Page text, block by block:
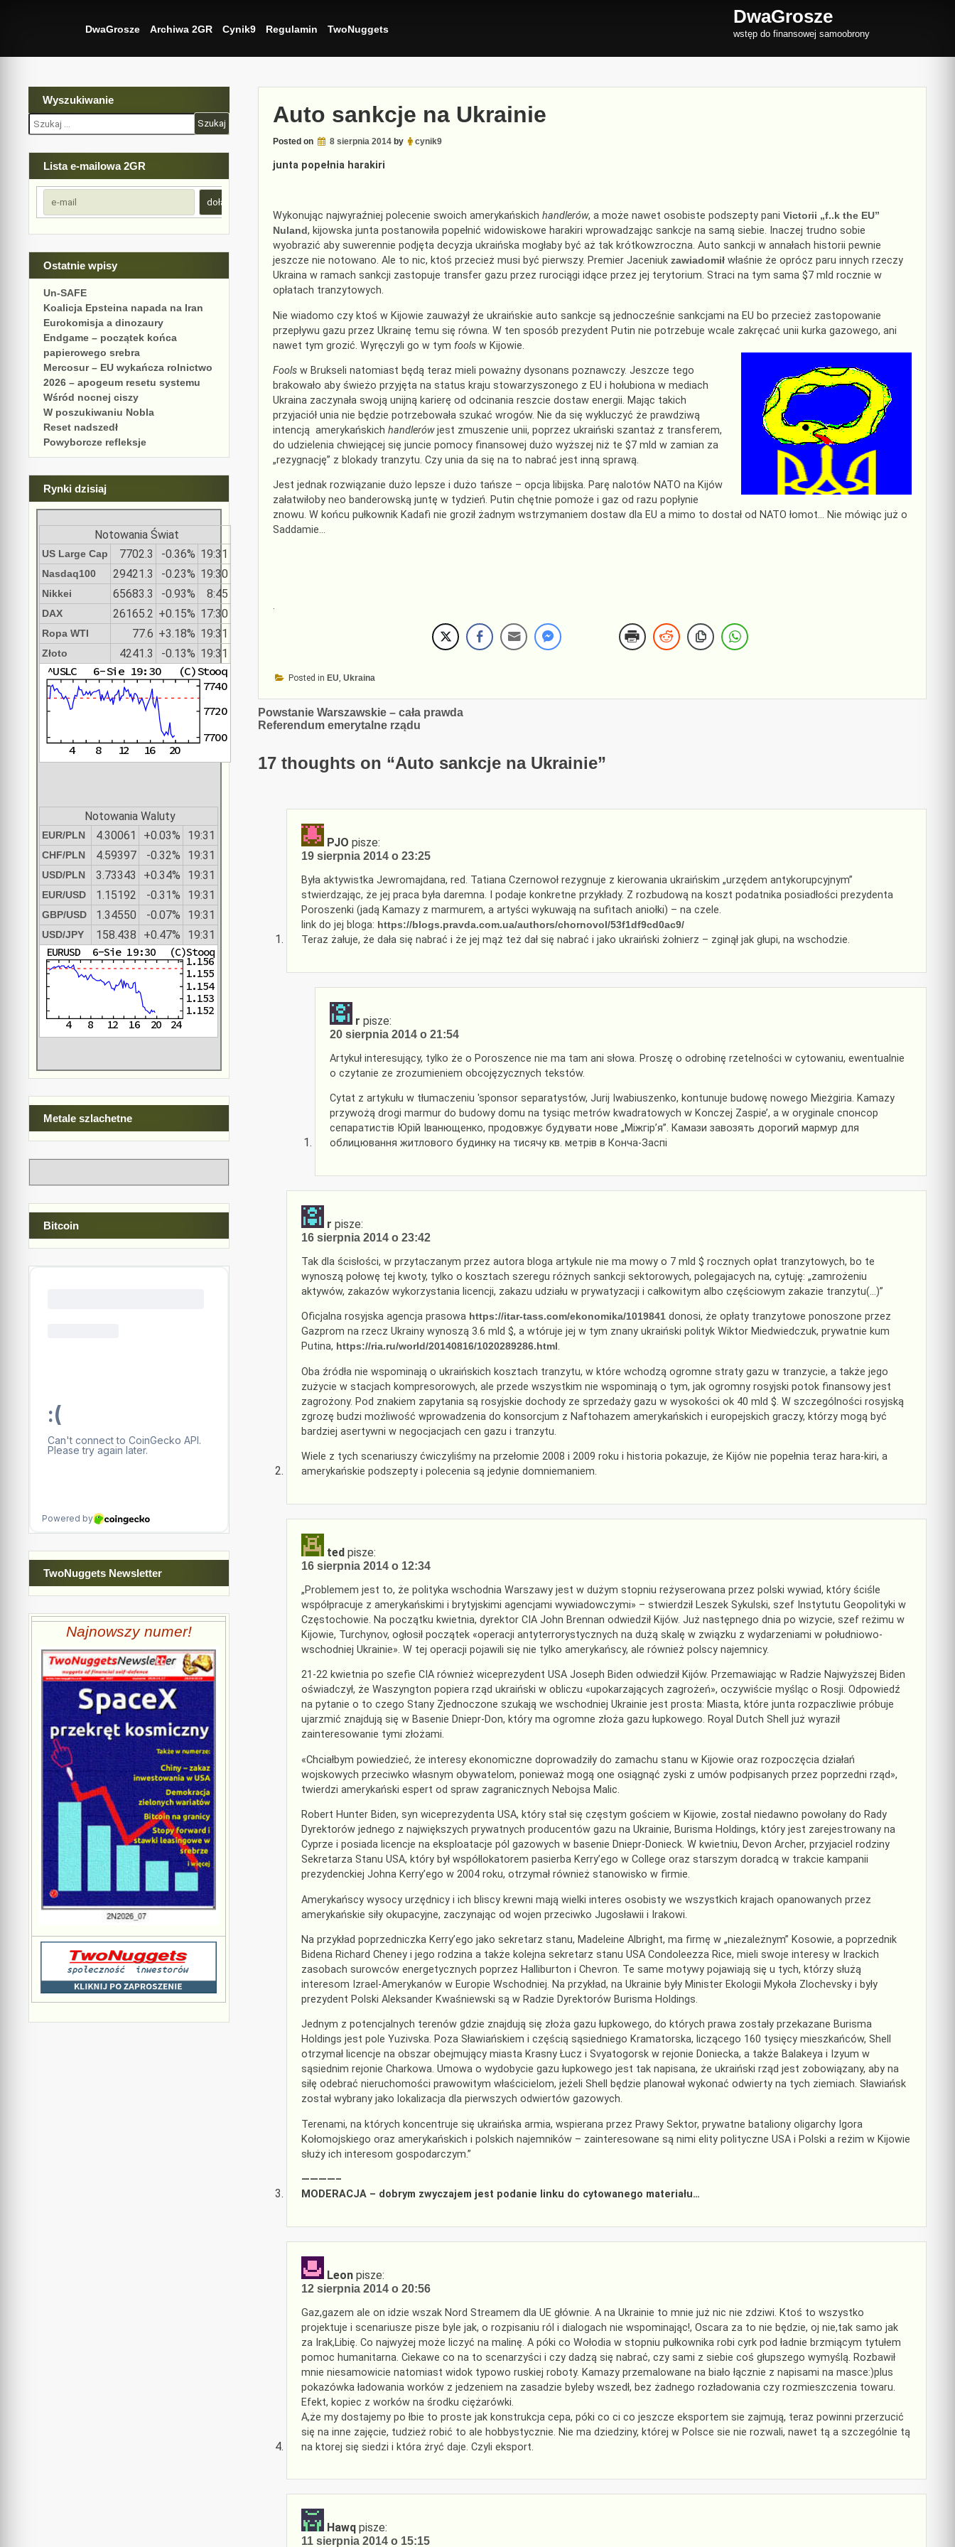
DwaGrosze Archiwa 2GR Cynik9 Regulamin TwoNuggets
DwaGrosze
wstęp do finansowej samoobrony
Auto sankcje na Ukrainie
Posted on 8 sierpnia 2014by cynik9
junta popełnia harakiri
Wykonując najwyraźniej polecenie swoich amerykańskich handlerów, a może nawet osobiste podszepty pani Victorii „f..k the EU”
Nuland, kijowska junta postanowiła popełnić widowiskowe harakiri wprowadzając sankcje na samą siebie. Inaczej trudno sobie
wyobrazić aby suwerennie podjęta decyzja ukraińska mogłaby być aż tak krótkowzroczna. Auto sankcji w annałach historii pewnie
jeszcze nie notowano. Ale to nic, ktoś przecież musi być pierwszy. Premier Jaceniuk zawiadomiłwłaśnie że oprócz paru innych rzeczy
Ukraina w ramach sankcji zastopuje transfer gazu przez rurociągi idące przez jej terytorium. Straci na tym sama $7 mld rocznie w
opłatach tranzytowych.
Nie wiadomo czy ktoś w Kijowie zauważył że ukraińskie auto sankcje są jednocześnie sankcjami na EU bo przecież zastopowanie
przepływu gazu przez Ukrainę temu się równa. W ten sposób prezydent Putin nie potrzebuje wcale zakręcać unii kurka gazowego, ani
nawet tym grozić. Wyręczyli go w tym foolsw Kijowie.
Foolsw Brukseli natomiast będą teraz mieli poważny dysonans poznawczy. Jeszcze tego
brakowało aby świeżo przyjęta na status kraju stowarzyszonego z EU i hołubiona w mediach
Ukraina zaczynała swoją unijną karierę od odcinania reszcie dostaw energii. Mając takich
przyjaciół unia nie będzie potrzebowała szukać wrogów. Nie da się wykluczyć że prawdziwą
intencją amerykańskich handlerówjest zmuszenie unii, poprzez ukraiński szantaż z transferem,
do udzielenia chwiejącej się juncie pomocy finansowej dużo wyższej niż te $7 mld w zamian za
„rezygnację” z blokady tranzytu. Czy unia da się na to nabrać jest inną sprawą.
Jest jednak rozwiązanie dużo lepsze i dużo tańsze – opcja libijska. Parę nalotów NATO na Kijów
załatwiłoby neo banderowską juntę w tydzień. Putin chętnie pomoże i gaz od razu popłynie
znowu. W końcu pułkownik Kadafi nie groził żadnym wstrzymaniem dostaw dla EU a mimo to dostał od NATO łomot… Nie mówiąc już o
Saddamie…
.
Posted in EU, Ukraina
Nawigacja
wpisu
Powstanie Warszawskie – cała prawda
Referendum emerytalne rządu
17 thoughts on “Auto sankcje na Ukrainie”
PJO pisze:
19 sierpnia 2014 o 23:25
Była aktywistka Jewromajdana, red. Tatiana Czernowoł rezygnuje z kierowania ukraińskim „urzędem antykorupcyjnym”
stwierdzając, że jej praca była daremna. I podaje konkretne przykłady. Z rozbudową na koszt podatnika posiadłości prezydenta
Poroszenki (jadą Kamazy z marmurem, a artyści wykuwają na sufitach aniołki) – na czele.
link do jej bloga: https://blogs.pravda.com.ua/authors/chornovol/53f1df9cd0ac9/
Teraz żałuje, że dała się nabrać i że jej mąż też dał się nabrać i jako ukraiński żołnierz – zginął jak głupi, na wschodzie.
r pisze:
20 sierpnia 2014 o 21:54
Artykuł interesujący, tylko że o Poroszence nie ma tam ani słowa. Proszę o odrobinę rzetelności w cytowaniu, ewentualnie
o czytanie ze zrozumieniem obcojęzycznych tekstów.
Cytat z artykułu w tłumaczeniu 'sponsor separatystów, Jurij Iwabiuszenko, kontunuje budowę nowego Mieżgiria. Kamazy
przywożą drogi marmur do budowy domu na tysiąc metrów kwadratowych w Konczej Zaspie’, a w oryginale спонсор
сепаратистів Юрій Іванющенко, продовжує будувати нове „Міжгір’я”. Камази завозять дорогий мармур для
облицювання житлового будинку на тисячу кв. метрів в Конча-Заспі
r pisze:
16 sierpnia 2014 o 23:42
Tak dla ścisłości, w przytaczanym przez autora bloga artykule nie ma mowy o 7 mld $ rocznych opłat tranzytowych, bo te
wynoszą połowę tej kwoty, tylko o kosztach szeregu różnych sankcji sektorowych, polegajacych na, cytuję: „zamrożeniu
aktywów, zakazów wykorzystania licencji, zakazu udziału w prywatyzacji i całkowitym albo częściowym zakazie tranzytu(…)”
Oficjalna rosyjska agencja prasowa https://itar-tass.com/ekonomika/1019841donosi, że opłaty tranzytowe ponoszone przez
Gazprom na rzecz Ukrainy wynoszą 3.6 mld $, a wtóruje jej w tym znany ukraiński polityk Wiktor Miedwiedczuk, prywatnie kum
Putina, https://ria.ru/world/20140816/1020289286.html.
Oba źródła nie wspominają o ukraińskich kosztach tranzytu, w które wchodzą ogromne straty gazu w tranzycie, a także jego
zużycie w stacjach kompresorowych, ale przede wszystkim nie wspominają o tym, jak ogromny rosyjski potok finansowy jest
zagrożony. Pod znakiem zapytania są rosyjskie dochody ze sprzedaży gazu w wysokości ok 40 mld $. W szczególności rosyjską
zgrozę budzi możliwość wprowadzenia do konsorcjum z Naftohazem amerykańskich i europejskich graczy, którzy mogą być
bardziej asertywni w negocjacjach cen gazu i tranzytu.
Wiele z tych scenariuszy ćwiczyliśmy na przełomie 2008 i 2009 roku i historia pokazuje, że Kijów nie popełnia teraz hara-kiri, a
amerykańskie podszepty i polecenia są jedynie domniemaniem.
ted pisze:
16 sierpnia 2014 o 12:34
„Problemem jest to, że polityka wschodnia Warszawy jest w dużym stopniu reżyserowana przez polski wywiad, który ściśle
współpracuje z amerykańskimi i brytyjskimi agencjami wywiadowczymi» – stwierdził Leszek Sykulski, szef Instytutu Geopolityki w
Częstochowie. Na początku kwietnia, dyrektor CIA John Brennan odwiedził Kijów. Już następnego dnia po wizycie, szef reżimu w
Kijowie, Turchynov, ogłosił początek «operacji antyterrorystycznych na dużą skalę w związku z wydarzeniami w południowo-
wschodniej Ukrainie». W tej operacji pojawili się nie tylko amerykańscy, ale również polscy najemnicy.
21-22 kwietnia po szefie CIA również wiceprezydent USA Joseph Biden odwiedził Kijów. Przemawiając w Radzie Najwyższej Biden
oświadczył, że Waszyngton popiera rząd ukraiński w obliczu «upokarzających zagrożeń», oczywiście myśląc o Rosji. Odpowiedź
na pytanie o to czego Stany Zjednoczone szukają we wschodniej Ukrainie jest prosta: Miasta, które junta rozpaczliwie próbuje
ujarzmić znajdują się w Basenie Dniepr-Don, który ma ogromne złoża gazu łupkowego. Royal Dutch Shell już wyraził
zainteresowanie tymi złożami.
«Chciałbym powiedzieć, że interesy ekonomiczne doprowadziły do zamachu stanu w Kijowie oraz rozpoczęcia działań
wojskowych przeciwko własnym obywatelom, ponieważ mogą one osiągnąć zyski z umów podpisanych przez poprzedni rząd»,
twierdzi amerykański espert od spraw zagranicznych Nebojsa Malic.
Robert Hunter Biden, syn wiceprezydenta USA, który stał się częstym gościem w Kijowie, został niedawno powołany do Rady
Dyrektorów jednego z największych prywatnych producentów gazu na Ukrainie, Burisma Holdings, który jest zarejestrowany na
Cyprze i posiada licencje na eksploatacje pól gazowych w basenie Dniepr-Donieck. W kwietniu, Devon Archer, przyjaciel rodziny
Sekretarza Stanu USA, który był współlokatorem pasierba Kerry’ego w College oraz starszym doradcą w trakcie kampanii
prezydenckiej Johna Kerry’ego w 2004 roku, otrzymał również stanowisko w firmie.
Amerykańscy wysocy urzędnicy i ich bliscy krewni mają wielki interes osobisty we wszystkich krajach opanowanych przez
amerykańskie siły okupacyjne, zaczynając od wojen przeciwko Jugosławii i Irakowi.
Na przykład poprzedniczka Kerry’ego jako sekretarz stanu, Madeleine Albright, ma firmę w „niezależnym” Kosowie, a poprzednik
Bidena Richard Cheney i jego rodzina a także kolejna sekretarz stanu USA Condoleezza Rice, mieli swoje interesy w Irackich
zasobach surowców energetycznych poprzez Halliburton i Chevron. Te same motywy pojawiają się u tych, którzy służą
interesom Izrael-Amerykanów w Europie Wschodniej. Na przykład, na Ukrainie były Minister Ekologii Mykoła Zlochevsky i były
prezydent Polski Aleksander Kwaśniewski są w Radzie Dyrektorów Burisma Holdings.
Jednym z potencjalnych terenów gdzie znajdują się złoża gazu łupkowego, do których prawa zostały przekazane Burisma
Holdings jest pole Yuzivska. Poza Sławiańskiem i częścią sąsiedniego Kramatorska, liczącego 160 tysięcy mieszkańców, Shell
otrzymał licencje na obszar obejmujący miasta Krasny Łucz i Svyatogorsk w rejonie Doniecka, a także Balakeya i Izyum w
sąsiednim rejonie Charkowa. Umowa o wydobycie gazu łupkowego jest tak napisana, że ukraiński rząd jest zobowiązany, aby na
siłę odebrać nieruchomości prawowitym właścicielom, jeżeli Shell będzie planował wykonać odwierty na tych ziemiach. Sławiańsk
został wybrany jako lokalizacja dla pierwszych odwiertów gazowych.
Terenami, na których koncentruje się ukraińska armia, wspierana przez Prawy Sektor, prywatne bataliony oligarchy Igora
Kołomojskiego oraz amerykańskich i polskich najemników – zainteresowane są nimi elity polityczne USA i Polski a reżim w Kijowie
służy ich interesom gospodarczym.”
————–
MODERACJA – dobrym zwyczajem jest podanie linku do cytowanego materiału…
Leon pisze:
12 sierpnia 2014 o 20:56
Gaz,gazem ale on idzie wszak Nord Streamem dla UE głównie. A na Ukrainie to mnie już nic nie zdziwi. Ktoś to wszystko
projektuje i scenariusze pisze byle jak, o rozpisaniu ról i dialogach nie wspominając!, Oscara za to nie będzie, oj nie,tak samo jak
za Irak,Libię. Co najwyżej może liczyć na malinę. A póki co Wołodia w stopniu pułkownika robi cyrk pod ładnie brzmiącym tytułem
pomoc humanitarna. Ciekawe co na to scenarzyści i czy dadzą się nabrać, czy sami z siebie coś głupszego wymyślą. Rozbawił
mnie niesamowicie natomiast widok typowo ruskiej roboty. Kamazy przemalowane na biało łącznie z napisami na masce:)plus
pokazówka ładowania worków z jedzeniem na zasadzie byleby wszedł, bez żadnego rozładowania czy rozmieszczenia towaru.
Efekt, kopiec z worków na środku ciężarówki.
A,że my dostajemy po łbie to proste jak konstrukcja cepa, póki co ci co jeszcze eksportem sie zajmują, teraz powinni przerzucić
się na inne zajęcie, tudzież robić to ale hobbystycznie. Nie ma dziedziny, której w Polsce sie nie rozwali, nawet tą a szczególnie tą
na ktorej się siedzi i która żryć daje. Czyli eksport.
Hawq pisze:
11 sierpnia 2014 o 15:15
Wyszukiwanie
Szukaj:
Lista e-mailowa 2GR
Ostatnie wpisy
Un-SAFE
Koalicja Epsteina napada na Iran
Eurokomisja a dinozaury
Endgame – początek końca
papierowego srebra
Mercosur – EU wykańcza rolnictwo
2026 – apogeum resetu systemu
Wśród nocnej ciszy
W poszukiwaniu Nobla
Reset nadszedł
Powyborcze refleksje
Rynki dzisiaj
Notowania Świat
US Large Cap 7702.3 -0.36% 19:31
Nasdaq100 29421.3 -0.23% 19:30
Nikkei 65683.3 -0.93% 8:45
DAX 26165.2 +0.15% 17:30
Ropa WTI 77.6 +3.18% 19:31
Złoto 4241.3 -0.13% 19:31
Notowania Waluty
EUR/PLN 4.30061 +0.03% 19:31
CHF/PLN 4.59397 -0.32% 19:31
USD/PLN 3.73343 +0.34% 19:31
EUR/USD 1.15192 -0.31% 19:31
GBP/USD 1.34550 -0.07% 19:31
USD/JPY 158.438 +0.47% 19:31
Metale szlachetne
Bitcoin
TwoNuggets Newsletter
Najnowszy numer!